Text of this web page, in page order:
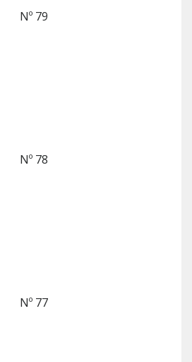
Nº 79
Nº 78
Nº 77